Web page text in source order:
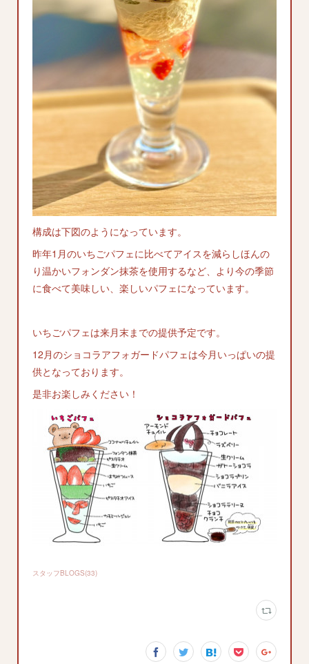
構成は下図のようになっています。
昨年1月のいちごパフェに比べてアイスを減らしほんの
り温かいフォンダン抹茶を使用するなど、より今の季節
に食べて美味しい、楽しいパフェになっています。
いちごパフェは来月末までの提供予定です。
12月のショコラアフォガードパフェは今月いっぱいの提
供となっております。
是非お楽しみください！
スタッフBLOGS(33)